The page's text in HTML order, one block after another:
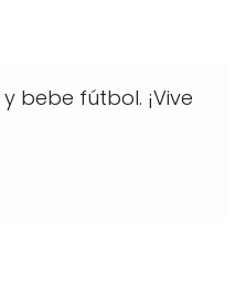
bebe fútbol. ¡Vive